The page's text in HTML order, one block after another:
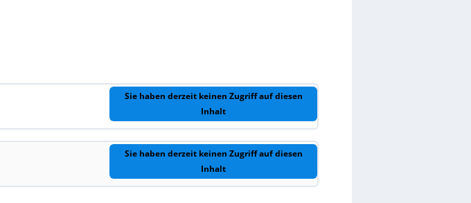
Sie haben derzeit keinen Zugriff auf diesen
Inhalt
Sie haben derzeit keinen Zugriff auf diesen
Inhalt